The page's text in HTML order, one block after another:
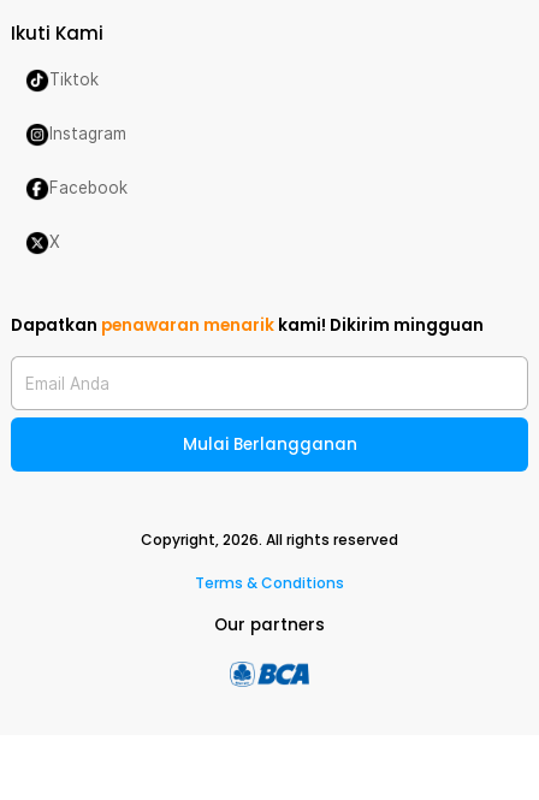
Ikuti Kami
Tiktok
Instagram
Facebook
X
Dapatkan penawaran menarik kami! Dikirim mingguan
Email Anda
Mulai Berlangganan
Copyright,2026. All rights reserved
Terms & Conditions
Our partners